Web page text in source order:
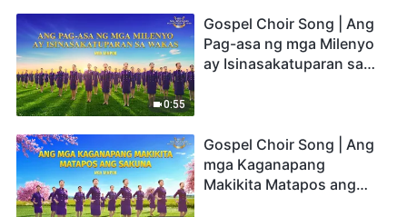
0:55
Gospel Choir Song | Ang
Pag-asa ng mga Milenyo
ay Isinasakatuparan sa
Gospel Choir Song | Ang
mga Kaganapang
Makikita Matapos ang